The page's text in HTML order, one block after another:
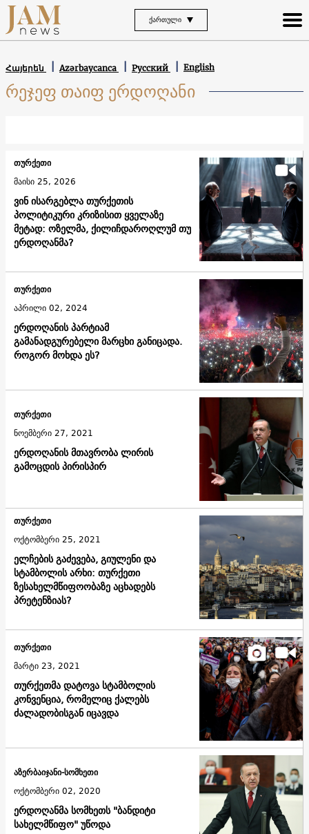
ᲥᲐᲠᲗᲣᲚᲘ
Հայերեն Azərbaycanca Русский English
რეჯეფ თაიფ ერდოღანი
ვინ ისარგებლა თურქეთის
პოლიტიკური კრიზისით ყველაზე
მეტად: ოზელმა, ქილიჩდაროღლუმ თუ
ერდოღანმა?
თურქეთი
მაისი 25, 2026
ერდოღანის პარტიამ
გამანადგურებელი მარცხი განიცადა.
როგორ მოხდა ეს?
თურქეთი
აპრილი 02, 2024
ერდოღანის მთავრობა ლირის
გამოცდის პირისპირ
თურქეთი
ნოემბერი 27, 2021
ელჩების გაძევება, გიულენი და
სტამბოლის არხი: თურქეთი
ზესახელმწიფოობაზე აცხადებს
პრეტენზიას?
თურქეთი
ოქტომბერი 25, 2021
თურქეთმა დატოვა სტამბოლის
კონვენცია, რომელიც ქალებს
ძალადობისგან იცავდა
თურქეთი
მარტი 23, 2021
ერდოღანმა სომხეთს "ბანდიტი
სახელმწიფო" უწოდა
აზერბაიჯანი-სომხეთი
ოქტომბერი 02, 2020